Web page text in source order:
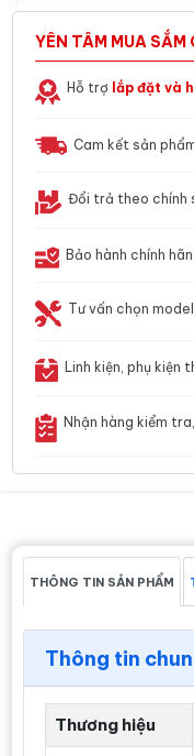
YÊN TÂM MUA SẮM
Hỗ trợ lắp đặt và
Cam kết sản
Đổi trả theo chính
Bảo hành chính
Tư vấn chọn
Linh kiện, phụ kiện
Nhận hàng kiểm
THÔNG TIN SẢN PHẨM
Thông tin
Thương hiệu